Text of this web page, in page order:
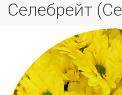
Селебрейт